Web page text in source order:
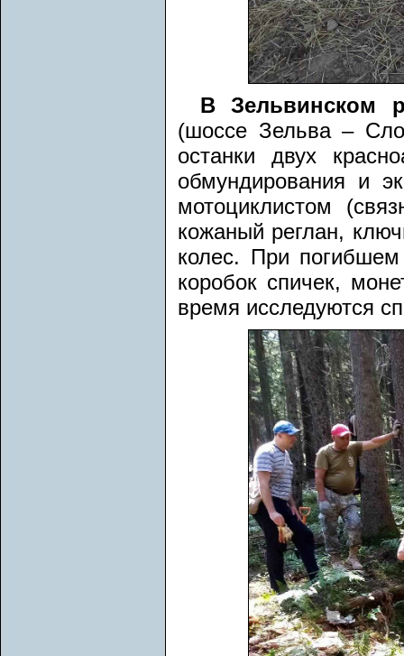
В Зельвинском
(шоссе Зельва –
останки двух
обмундирования и
мотоциклистом
кожаный реглан,
колес. При
коробок спичек,
время исследуются